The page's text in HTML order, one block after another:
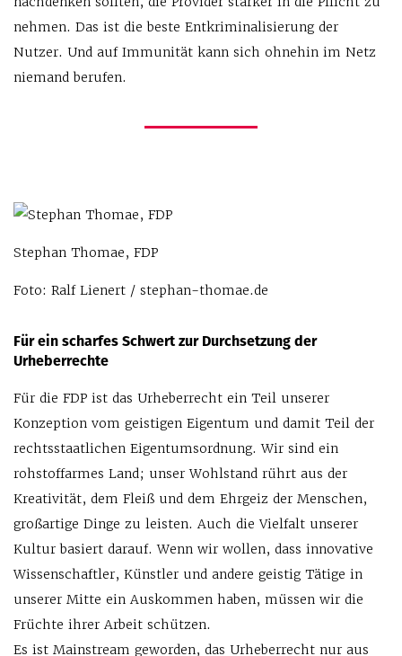
nehmen. Das ist die beste Entkriminalisierung der
Nutzer. Und auf Immunität kann sich ohnehin im Netz
niemand berufen.
Stephan Thomae, FDP
Foto: Ralf Lienert / stephan-thomae.de
Für ein scharfes Schwert zur Durchsetzung der
Urheberrechte
Für die FDP ist das Urheberrecht ein Teil unserer
Konzeption vom geistigen Eigentum und damit Teil der
rechtsstaatlichen Eigentumsordnung. Wir sind ein
rohstoffarmes Land; unser Wohlstand rührt aus der
Kreativität, dem Fleiß und dem Ehrgeiz der Menschen,
großartige Dinge zu leisten. Auch die Vielfalt unserer
Kultur basiert darauf. Wenn wir wollen, dass innovative
Wissenschaftler, Künstler und andere geistig Tätige in
unserer Mitte ein Auskommen haben, müssen wir die
Früchte ihrer Arbeit schützen.
Es ist Mainstream geworden, das Urheberrecht nur aus